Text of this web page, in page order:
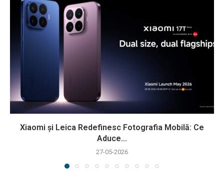
Xiaomi și Leica Redefinesc Fotografia Mobilă: Ce
Aduce...
27-05-2026